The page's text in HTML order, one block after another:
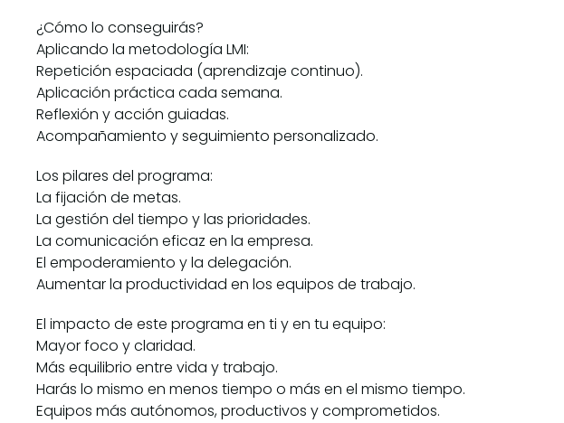
¿Cómo lo conseguirás?
Aplicando la metodología LMI:
Repetición espaciada (aprendizaje continuo).
Aplicación práctica cada semana.
Reflexión y acción guiadas.
Acompañamiento y seguimiento personalizado.
Los pilares del programa:
La fijación de metas.
La gestión del tiempo y las prioridades.
La comunicación eficaz en la empresa.
El empoderamiento y la delegación.
Aumentar la productividad en los equipos de trabajo.
El impacto de este programa en ti y en tu equipo:
Mayor foco y claridad.
Más equilibrio entre vida y trabajo.
Harás lo mismo en menos tiempo o más en el mismo tiempo.
Equipos más autónomos, productivos y comprometidos.